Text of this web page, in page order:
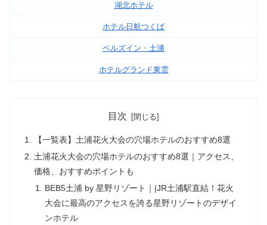
湖北ホテル
ホテル日航つくば
ベルズイン・土浦
ホテルグランド東雲
目次
【一覧表】土浦花火大会の穴場ホテルのおすすめ8選
土浦花火大会の穴場ホテルのおすすめ8選｜アクセス、
価格、おすすめポイントも
BEB5土浦 by 星野リゾート｜|JR土浦駅直結！花火
大会に最高のアクセスを誇る星野リゾートのデザイ
ンホテル